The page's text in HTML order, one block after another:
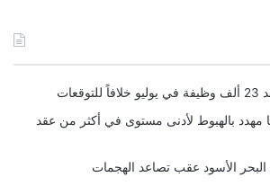
مهدد بالهبوط لأدنى مستوى في أكثر من عقد
البحر الأسود عقب تصاعد الهجمات